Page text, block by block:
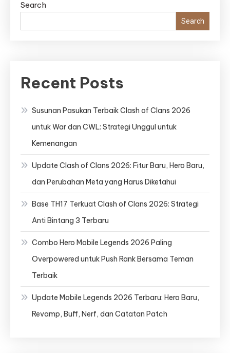
Search
Search
Recent Posts
Susunan Pasukan Terbaik Clash of Clans 2026
untuk War dan CWL: Strategi Unggul untuk
Kemenangan
Update Clash of Clans 2026: Fitur Baru, Hero Baru,
dan Perubahan Meta yang Harus Diketahui
Base TH17 Terkuat Clash of Clans 2026: Strategi
Anti Bintang 3 Terbaru
Combo Hero Mobile Legends 2026 Paling
Overpowered untuk Push Rank Bersama Teman
Terbaik
Update Mobile Legends 2026 Terbaru: Hero Baru,
Revamp, Buff, Nerf, dan Catatan Patch